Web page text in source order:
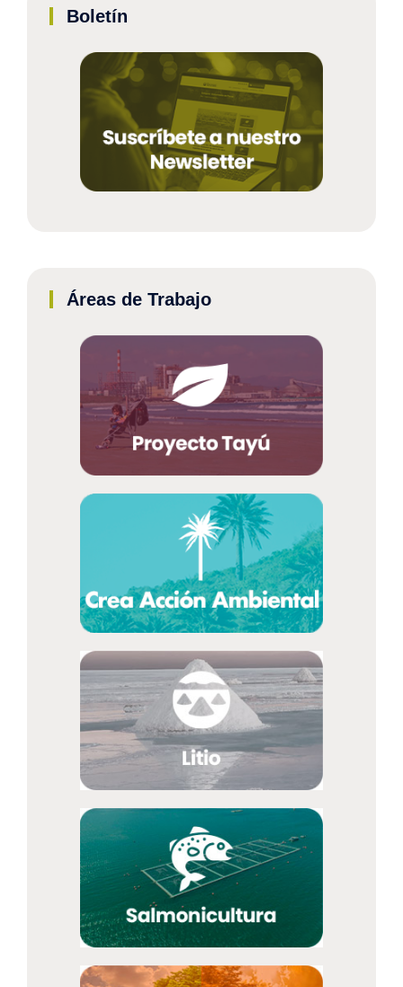
Boletín
Áreas de Trabajo